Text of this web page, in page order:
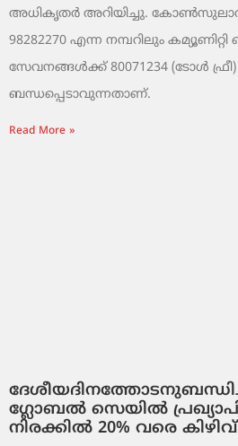
അധികൃതർ അറിയിച്ചു.
98282270 എന്ന നമ്പറിലും
സേവനങ്ങൾക്ക് 80071234 (ടോൾ
ബന്ധപ്പെടാവുന്നതാണ്.
Read More »
ഗ്ലോബൽ സെയിൽ
നിരക്കിൽ 20% വരെ കിഴിവ്